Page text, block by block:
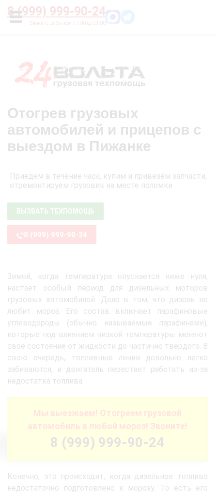
8 (999) 999-90-24
УСЛУГИ
Главная О нас Цены
Отогрев грузовых
автомобилей и прицепов с
выездом в Пижанке
Приедем в течение часа, купим и привезём запчасти,
отремонтируем грузовик на месте поломки
ВЫЗВАТЬ ТЕХПОМОЩЬ
8 (999) 999-90-24
Зимой, когда температура опускается ниже нуля,
настаёт особый период для дизельных моторов
грузовых автомобилей. Дело в том, что дизель не
любит мороз. Его состав включает парафиновые
углеводороды (обычно называемые парафинами),
которые под влиянием низкой температуры меняют
свое состояние от жидкости до частично твердого. В
свою очередь, топливные линии довольно легко
забиваются, и двигатель перестает работать из-за
недостатка топлива.
Мы выезжаем! Отогреем грузовой
автомобиль в любой мороз! Звоните!
8 (999) 999-90-24
Конечно, это происходит, когда дизельное топливо
недостаточно подготовлено к морозу. То есть его